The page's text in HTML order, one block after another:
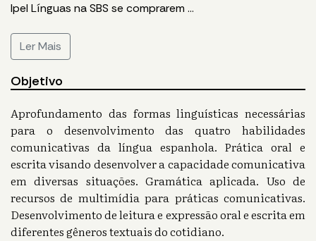
Ipel Línguas na SBS se comprarem ...
Ler Mais
Objetivo
Aprofundamento das formas linguísticas necessárias
para o desenvolvimento das quatro habilidades
comunicativas da língua espanhola. Prática oral e
escrita visando desenvolver a capacidade comunicativa
em diversas situações. Gramática aplicada. Uso de
recursos de multimídia para práticas comunicativas.
Desenvolvimento de leitura e expressão oral e escrita em
diferentes gêneros textuais do cotidiano.